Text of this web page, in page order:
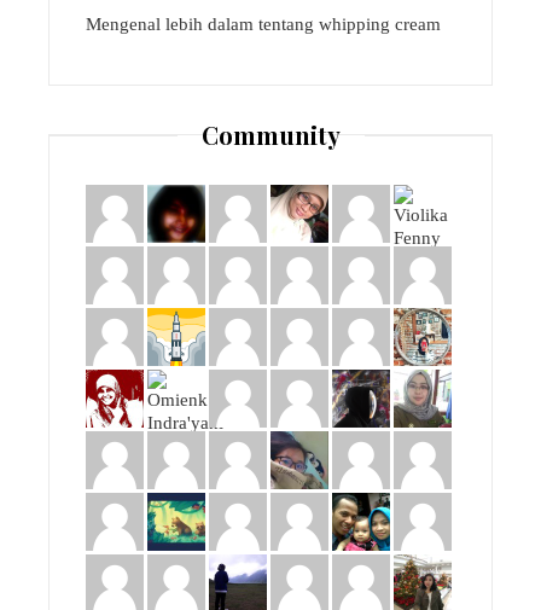
Mengenal lebih dalam tentang whipping cream
Community